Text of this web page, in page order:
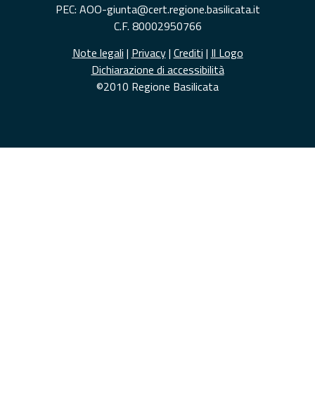
PEC: AOO-giunta@cert.regione.basilicata.it
C.F. 80002950766
Note legali | Privacy| Crediti | Il Logo
Dichiarazione di accessibilità
©2010 Regione Basilicata